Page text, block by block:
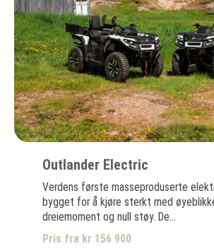
Outlander Electric
Verdens første masseproduserte
bygget for å kjøre sterkt med
dreiemoment og null støy. De...
Pris fra kr 156 900